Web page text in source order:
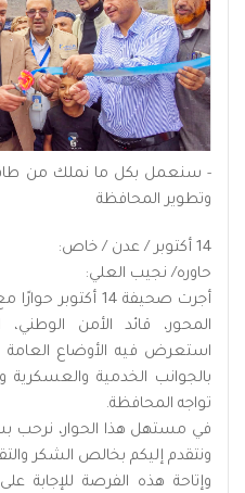
- سنعمل بكل ما نملك من
وتطوير المحافظة
14 أكتوبر / عدن / خاص:
حاوره/ نجيب العلي:
أجرت صحيفة 14
المحور، قائد الأمن الوطني،
استعرض فيه الأوضاع العامة
بالجوانب الخدمية والعسكرية
تواجه المحافظة.
في مستهل هذا الحوار، نرحب
ونتقدم إليكم بخالص الشكر
وإتاحة هذه الفرصة للإجابة